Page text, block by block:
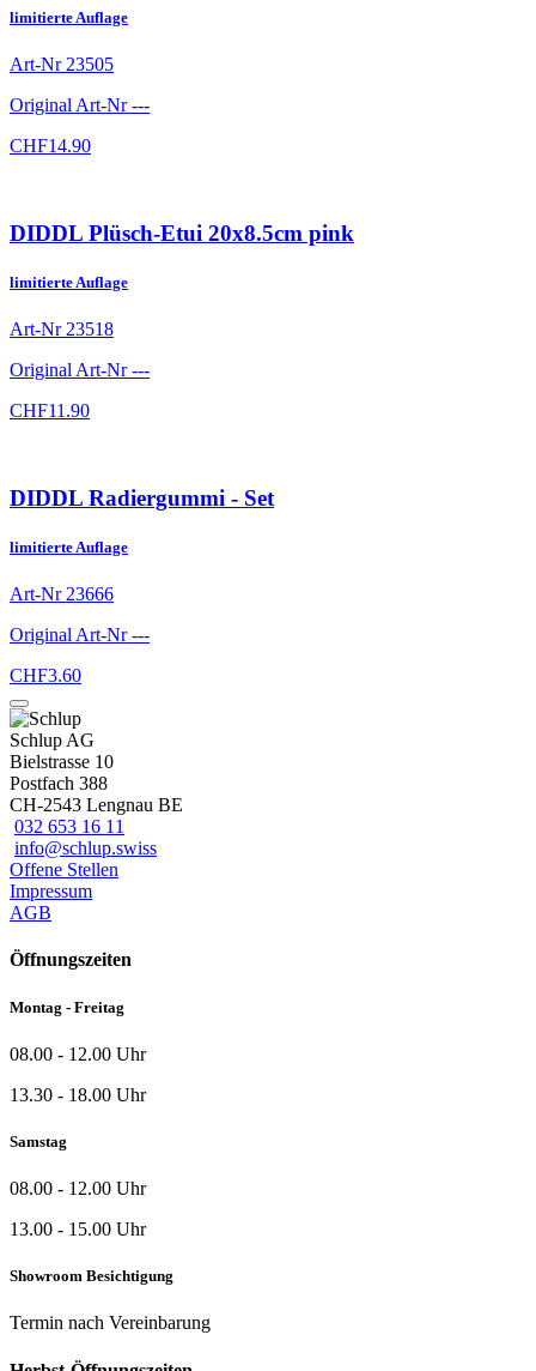
limitierte Auflage
Art-Nr 23505
Original Art-Nr---
CHF14.90
DIDDL Plüsch-Etui 20x8.5cm pink
limitierte Auflage
Art-Nr 23518
Original Art-Nr---
CHF11.90
DIDDL Radiergummi - Set
limitierte Auflage
Art-Nr 23666
Original Art-Nr---
CHF3.60
Schlup AG
Bielstrasse 10
Postfach 388
CH-2543 Lengnau BE
032 653 16 11
info@schlup.swiss
Offene Stellen
Impressum
AGB
Öffnungszeiten
Montag - Freitag
08.00 - 12.00 Uhr
13.30 - 18.00 Uhr
Samstag
08.00 - 12.00 Uhr
13.00 - 15.00 Uhr
Showroom Besichtigung
Termin nach Vereinbarung